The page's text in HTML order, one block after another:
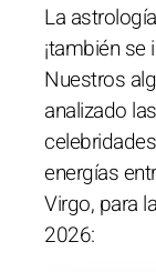
La
¡también
Nuestros
analizado
energías
Virgo, para
2026: